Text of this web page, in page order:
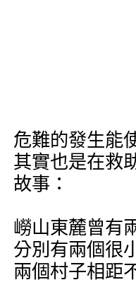
危難的發生能
其實也是在救
故事：
嶗山東麓曾有
分別有兩個很
兩個村子相距